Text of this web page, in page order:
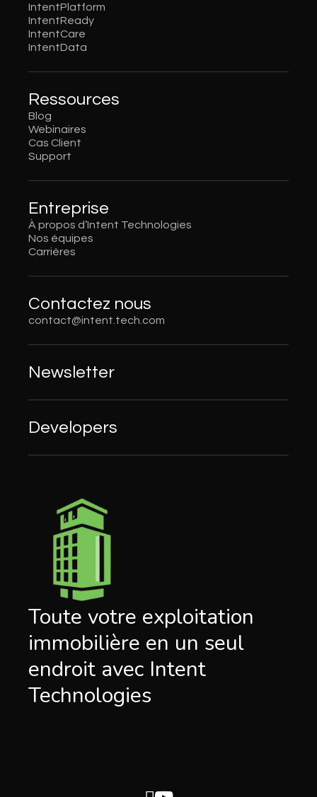
IntentPlatform
IntentReady
IntentCare
IntentData
Ressources
Blog
Webinaires
Cas Client
Support
Entreprise
À propos d’Intent Technologies
Nos équipes
Carrières
Contactez nous
contact@intent.tech.com
Newsletter
Developers
Toute votre exploitation
immobilière en un seul
endroit avec Intent
Technologies